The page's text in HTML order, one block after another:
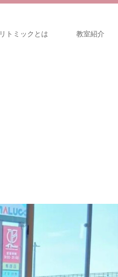
リトミックとは 教室紹介